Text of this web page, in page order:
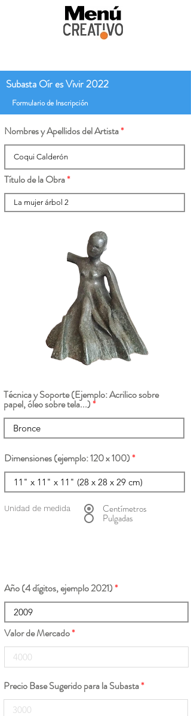
Subasta Oír es Vivir 2022
Formulario de Inscripción
Nombres y Apellidos del Artista
Título de la Obra
Técnica y Soporte (Ejemplo: Acrilico sobre
papel, óleo sobre tela...)
Dimensiones (ejemplo: 120 x 100)
Unidad de medida Centímetros
Pulgadas
Año (4 dígitos, ejemplo 2021)
Valor de Mercado
Precio Base Sugerido para la Subasta